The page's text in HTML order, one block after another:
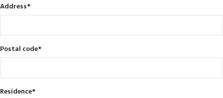
Address*
Postal code*
Residence*